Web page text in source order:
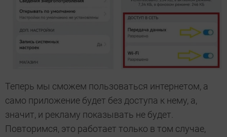
Теперь мы сможем пользоваться интернетом, а
само приложение будет без доступа к нему, а,
значит, и рекламу показывать не будет.
Повторимся, это работает только в том случае,